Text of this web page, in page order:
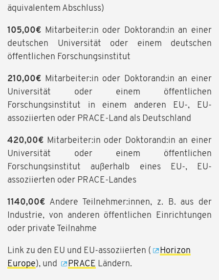
äquivalentem Abschluss)
105,00€ Mitarbeiter:in oder Doktorand:in an einer
deutschen Universität oder einem deutschen
öffentlichen Forschungsinstitut
210,00€ Mitarbeiter:in oder Doktorand:in an einer
Universität oder einem öffentlichen
Forschungsinstitut in einem anderen EU-, EU-
assoziierten oder PRACE-Land als Deutschland
420,00€ Mitarbeiter:in oder Doktorand:in an einer
Universität oder einem öffentlichen
Forschungsinstitut außerhalb eines EU-, EU-
assoziierten oder PRACE-Landes
1140,00€ Andere Teilnehmer:innen, z. B. aus der
Industrie, von anderen öffentlichen Einrichtungen
oder private Teilnahme
Link zu den EU und EU-assoziierten (
Horizon
Europe), und PRACE Ländern.